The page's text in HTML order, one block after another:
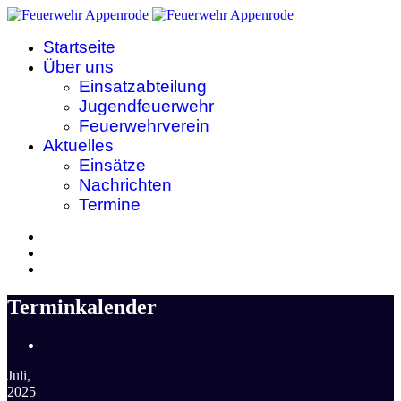
Startseite
Über uns
Einsatzabteilung
Jugendfeuerwehr
Feuerwehrverein
Aktuelles
Einsätze
Nachrichten
Termine
Terminkalender
Juli,
2025